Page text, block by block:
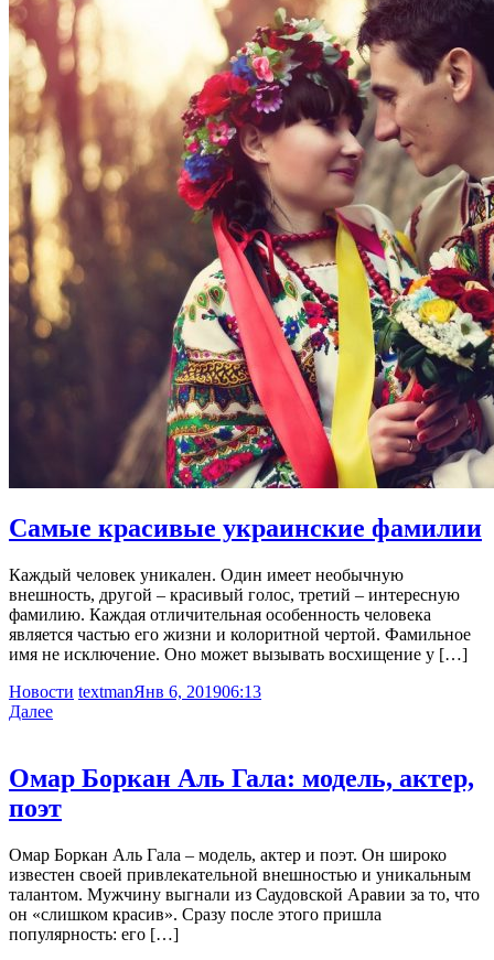
Самые красивые украинские фамилии
Каждый человек уникален. Один имеет необычную
внешность, другой – красивый голос, третий – интересную
фамилию. Каждая отличительная особенность человека
является частью его жизни и колоритной чертой. Фамильное
имя не исключение. Оно может вызывать восхищение у […]
Новости textmanЯнв 6, 201906:13
Далее
Омар Боркан Аль Гала: модель, актер,
поэт
Омар Боркан Аль Гала – модель, актер и поэт. Он широко
известен своей привлекательной внешностью и уникальным
талантом. Мужчину выгнали из Саудовской Аравии за то, что
он «слишком красив». Сразу после этого пришла
популярность: его […]